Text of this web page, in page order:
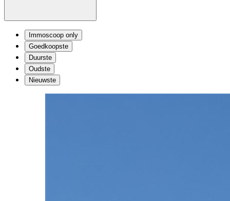
Immoscoop only
Goedkoopste
Duurste
Oudste
Nieuwste